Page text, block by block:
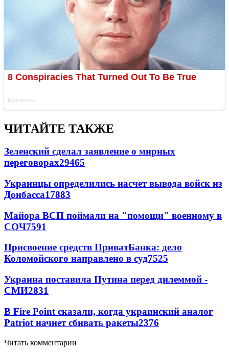
ЧИТАЙТЕ ТАКЖЕ
Зеленский сделал заявление о мирных
переговорах29465
Украинцы определились насчет вывода войск из
Донбасса17883
Майора ВСП поймали на "помощи" военному в
СОЧ7591
Присвоение средств ПриватБанка: дело
Коломойского направлено в суд7525
Украина поставила Путина перед дилеммой -
СМИ2831
В Fire Point сказали, когда украинский аналог
Patriot начнет сбивать ракеты2376
Читать комментарии